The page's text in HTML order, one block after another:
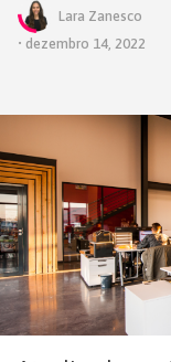
Lara Zanesco
• dezembro 14, 2022